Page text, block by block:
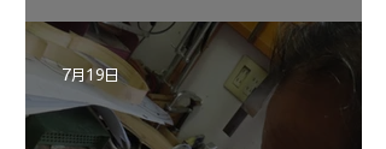
7月19日